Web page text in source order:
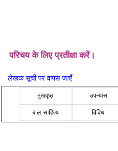
परिचय के लिए प्रतीक्षा करें।
लेखक सूची पर वापस जाएँ
मुखपृष्ठ उपन्यास
बाल साहित्य विविध